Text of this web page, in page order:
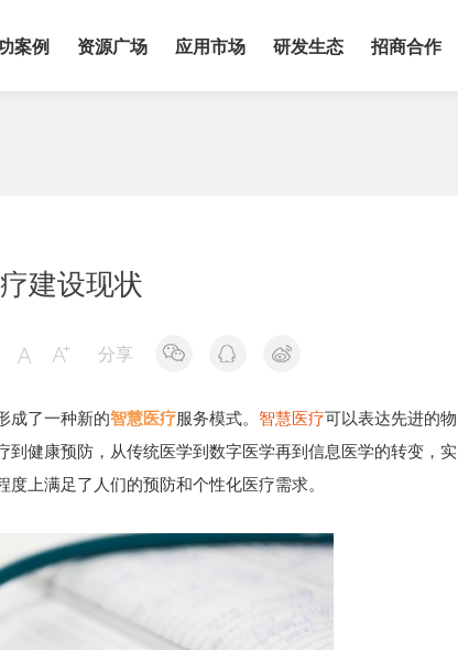
案例 资源广场 应用市场 研发生态 招商合作
建设现状
  分享
成了一种新的智慧医疗服务模式。 智慧医疗可以表达先进的物
健康预防，从传统医学到数字医学再到信息医学的转变，实
上满足了人们的预防和个性化医疗需求。